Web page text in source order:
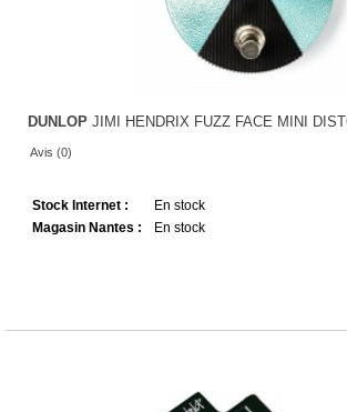
DUNLOP JIMI HENDRIX FUZZ FACE MINI
Avis (0)
Stock Internet :
En stock
Magasin Nantes :
En stock